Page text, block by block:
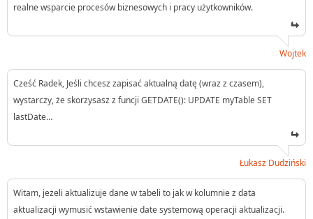
realne wsparcie procesów biznesowych i pracy użytkowników.
Wojtek
Cześć Radek, Jeśli chcesz zapisać aktualną datę (wraz z czasem),
wystarczy, że skorzysasz z funcji GETDATE(): UPDATE myTable SET
lastDate…
Łukasz Dudziński
Witam, jeżeli aktualizuje dane w tabeli to jak w kolumnie z data
aktualizacji wymusić wstawienie date systemową operacji aktualizacji.